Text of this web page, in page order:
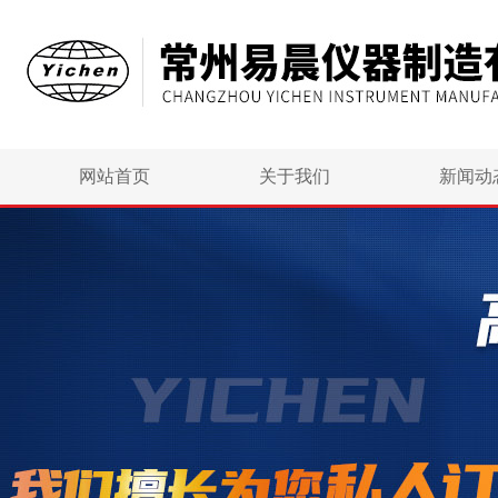
网站首页 关于我们 新闻动